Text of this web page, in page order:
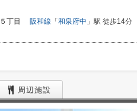
５丁目 阪和線 「 和泉府中 」駅 徒歩14分
周辺施設